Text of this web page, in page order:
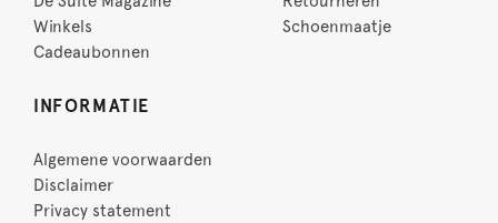
Winkels
Cadeaubonnen
Schoenmaatje
INFORMATIE
Algemene voorwaarden
Disclaimer
Privacy statement